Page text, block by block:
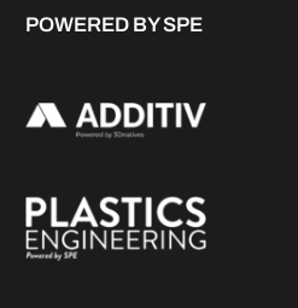
POWERED BY SPE